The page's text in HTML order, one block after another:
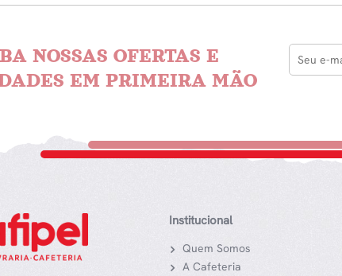
NOSSAS OFERTAS E
EM PRIMEIRA MÃO
Institucional
Quem Somos
A Cafeteria